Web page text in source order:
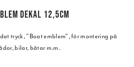
DEKAL 12,5CM
tryck, "Boat emblem", för montering på
bilar, båtar m.m.